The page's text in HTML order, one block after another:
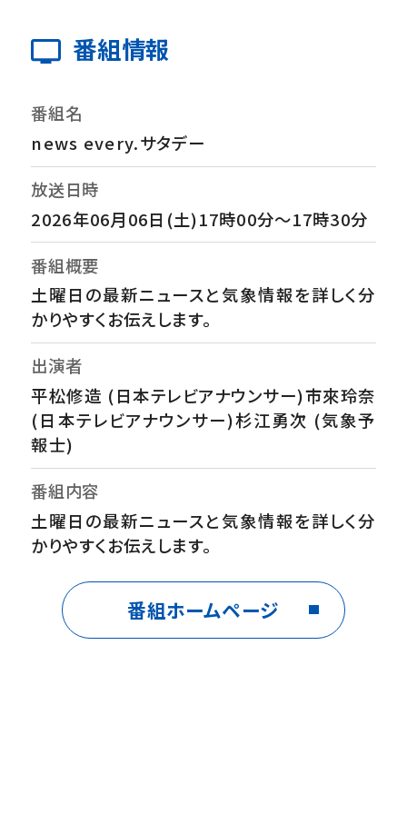
番組情報
番組名
news every.サタデー
放送日時
2026年06月06日(土)17時00分～17時30分
番組概要
土曜日の最新ニュースと気象情報を詳しく分
かりやすくお伝えします。
出演者
平松修造 (日本テレビアナウンサー)市來玲奈
(日本テレビアナウンサー)杉江勇次 (気象予
報士)
番組内容
土曜日の最新ニュースと気象情報を詳しく分
かりやすくお伝えします。
番組ホームページ